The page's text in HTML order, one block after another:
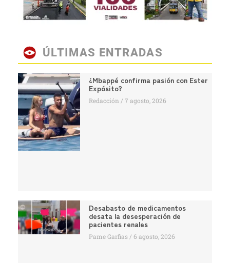
ÚLTIMAS ENTRADAS
¿Mbappé confirma pasión con Ester
Expósito?
Redacción 7 agosto, 2026
Desabasto de medicamentos
desata la desesperación de
pacientes renales
Pame Garfias 6 agosto, 2026